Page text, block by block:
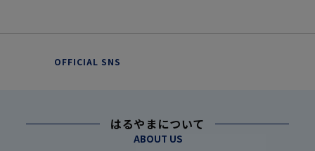
OFFICIAL SNS
はるやまについて
ABOUT US